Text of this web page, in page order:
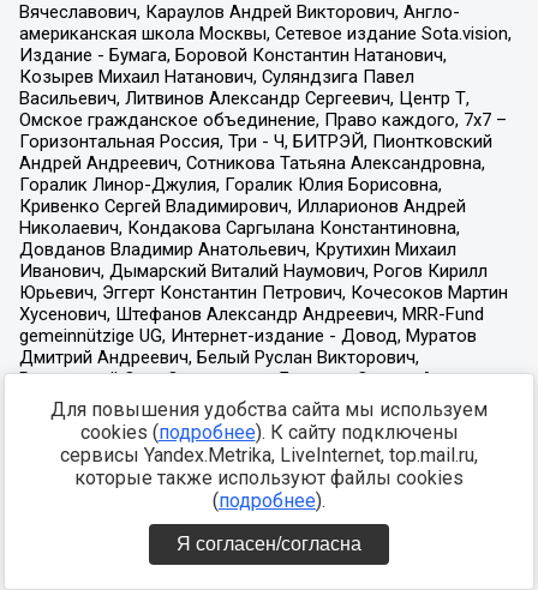
Для повышения удобства сайта мы используем
cookies (подробнее). К сайту подключены
сервисы Yandex.Metrika, LiveInternet, top.mail.ru,
которые также используют файлы cookies
(подробнее).
Я согласен/согласна